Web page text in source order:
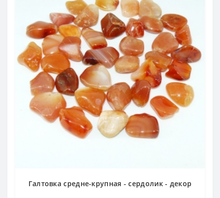
Галтовка средне-крупная - сердолик - декор